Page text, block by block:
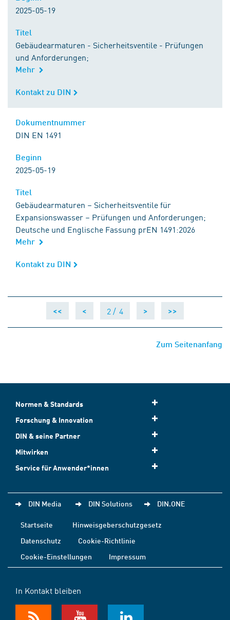
2025-05-19
Titel
Gebäudearmaturen - Sicherheitsventile - Prüfungen
und Anforderungen;
Mehr
Kontakt zu DIN
Kontakt zu DIN
Dokumentnummer
DIN EN 1491
Beginn
2025-05-19
Titel
Gebäudearmaturen – Sicherheitsventile für
Expansionswasser – Prüfungen und Anforderungen;
Deutsche und Englische Fassung prEN 1491:2026
Mehr
Kontakt zu DIN
Kontakt zu DIN
<< < 2 / 4 > >>
Zum Seitenanfang
Normen & Standards
Forschung & Innovation
DIN & seine Partner
Mitwirken
Service für Anwender*innen
DIN Media DIN Solutions DIN.ONE
Startseite
Hinweisgeberschutzgesetz
Datenschutz
Cookie-Richtlinie
Cookie-Einstellungen
Impressum
In Kontakt bleiben